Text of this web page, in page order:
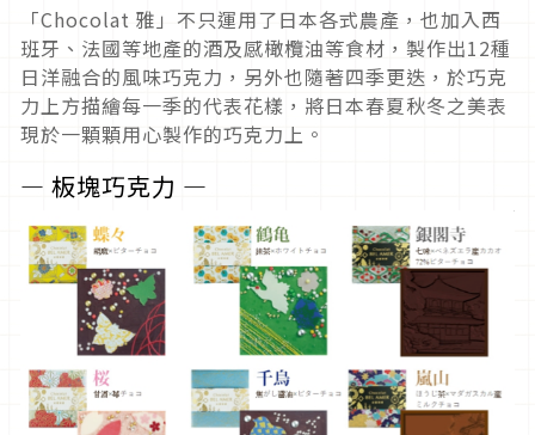
「Chocolat 雅」不只運用了日本各式農產，也加入西
班牙、法國等地產的酒及感橄欖油等食材，製作出12種
日洋融合的風味巧克力，另外也隨著四季更迭，於巧克
力上方描繪每一季的代表花樣，將日本春夏秋冬之美表
現於一顆顆用心製作的巧克力上。
― 板塊巧克力 ―